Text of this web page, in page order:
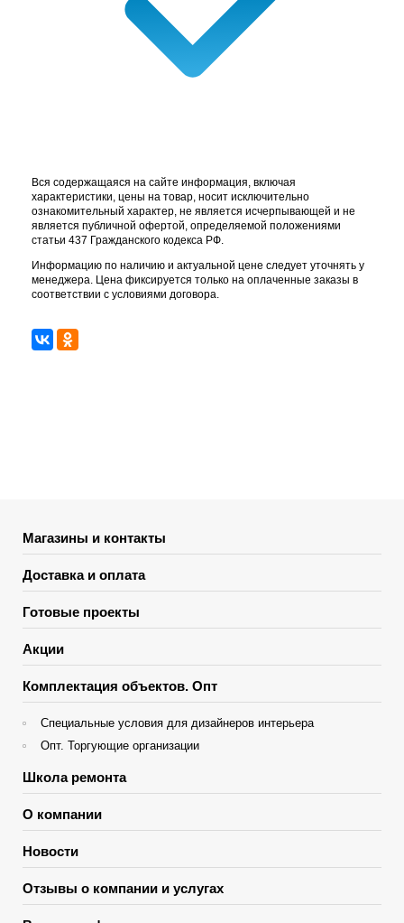
Вся содержащаяся на сайте информация, включая
характеристики, цены на товар, носит исключительно
ознакомительный характер, не является исчерпывающей и не
является публичной офертой, определяемой положениями
статьи 437 Гражданского кодекса РФ.
Информацию по наличию и актуальной цене следует уточнять у
менеджера. Цена фиксируется только на оплаченные заказы в
соответствии с условиями договора.
Магазины и контакты
Доставка и оплата
Готовые проекты
Акции
Комплектация объектов. Опт
Специальные условия для дизайнеров интерьера
Опт. Торгующие организации
Школа ремонта
О компании
Новости
Отзывы о компании и услугах